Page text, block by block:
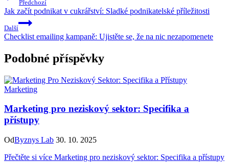
Předchozí
Jak začít podnikat v cukrářství: Sladké podnikatelské příležitosti
Další
Checklist emailing kampaně: Ujistěte se, že na nic nezapomenete
Podobné příspěvky
Marketing
Marketing pro neziskový sektor: Specifika a
přístupy
OdByznys Lab 30. 10. 2025
Přečtěte si více Marketing pro neziskový sektor: Specifika a přístupy